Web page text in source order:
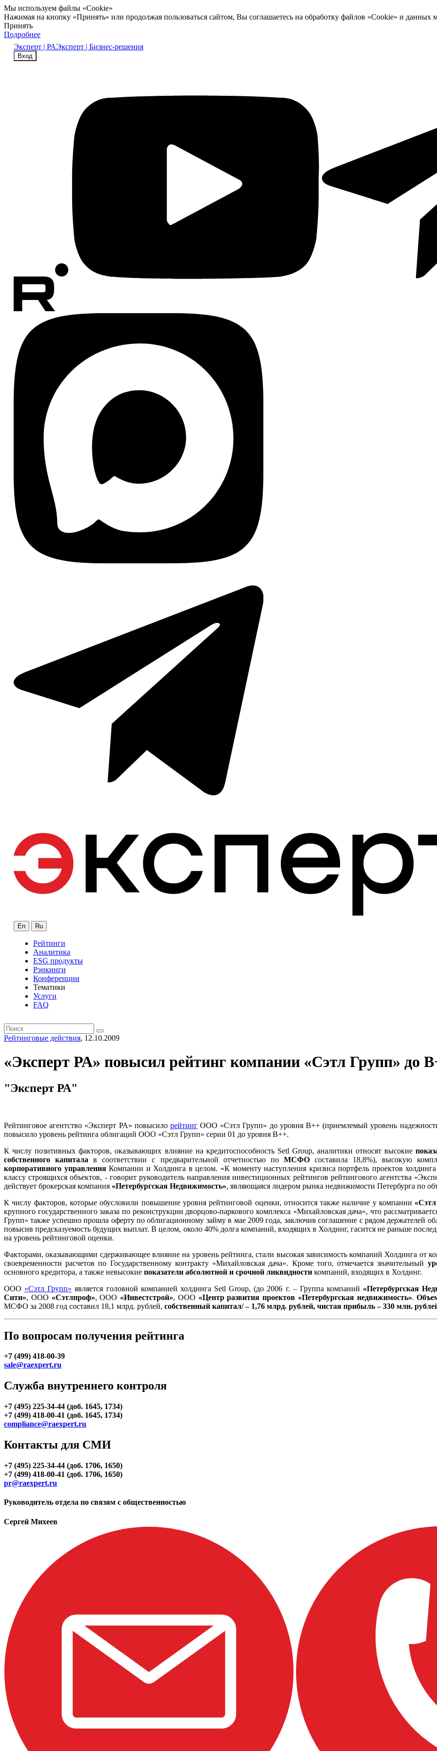
Мы используем файлы «Cookie»
Нажимая на кнопку «Принять» или продолжая пользоваться сайтом, Вы соглашаетесь на обработку файлов «Cookie» и данных
Принять
Подробнее
Эксперт | РАЭксперт | Бизнес-решения
Вход
En Ru
Рейтинги
Аналитика
ESG продукты
Рэнкинги
Конференции
Тематики
Услуги
FAQ
Рейтинговые действия, 12.10.2009
«Эксперт РА» повысил рейтинг компании «Сэтл Групп» до
"Эксперт РА"
Рейтинговое агентство «Эксперт РА» повысило рейтингООО «Сэтл Групп» до уровня В++ (приемлемый уровень
повысило уровень рейтинга облигаций ООО «Сэтл Групп» серии 01 до уровня В++.
К числу позитивных факторов, оказывающих влияние на кредитоспособность Setl Group, аналитики относят высокие
собственного капитала в соответствии с предварительной отчетностью по МСФОсоставила 18,8%), высокую
корпоративного управленияКомпании и Холдинга в целом. «К моменту наступления кризиса портфель проектов
классу строящихся объектов, - говорит руководитель направления инвестиционных рейтингов рейтингового агентства
действует брокерская компания «Петербургская Недвижимость», являющаяся лидером рынка недвижимости Петербурга по
К числу факторов, которые обусловили повышение уровня рейтинговой оценки, относится также наличие у компании
крупного государственного заказа по реконструкции дворцово-паркового комплекса «Михайловская дача», что
Групп» также успешно прошла оферту по облигационному займу в мае 2009 года, заключив соглашение с рядом держателей
повысив предсказуемость будущих выплат. В целом, около 40% долга компаний, входящих в Холдинг, гасится не раньше
на уровень рейтинговой оценки.
Факторами, оказывающими сдерживающее влияние на уровень рейтинга, стали высокая зависимость компаний Холдинга от
своевременности расчетов по Государственному контракту «Михайловская дача». Кроме того, отмечается значительный
основного кредитора, а также невысокие показатели абсолютной и срочной ликвидности компаний, входящих в Холдинг.
ООО «Сэтл Групп» является головной компанией холдинга Setl Group, (до 2006 г. – Группа компаний «Петербургская
Сити», ООО «Сэтлпроф», ООО «Инвестстрой», ООО «Центр развития проектов «Петербургская недвижимость».
МСФО за 2008 год составил 18,1 млрд. рублей, собственный капитал/ – 1,76 млрд. рублей, чистая прибыль– 330 млн.
По вопросам получения рейтинга
+7 (499) 418-00-39
sale@raexpert.ru
Служба внутреннего контроля
+7 (495) 225-34-44 (доб. 1645, 1734)
+7 (499) 418-00-41 (доб. 1645, 1734)
compliance@raexpert.ru
Контакты для СМИ
+7 (495) 225-34-44 (доб. 1706, 1650)
+7 (499) 418-00-41 (доб. 1706, 1650)
pr@raexpert.ru
Руководитель отдела по связям с общественностью
Сергей Михеев